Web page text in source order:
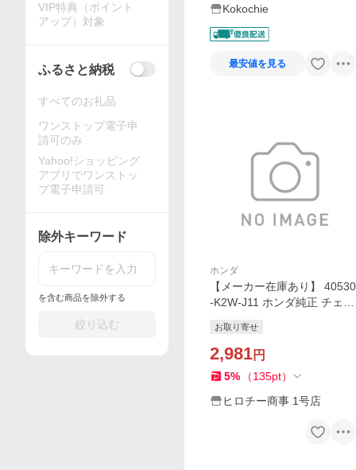
Kokochie
最安値を見る
ホンダ
【メーカー在庫あり】 40530
-K2W-J11 ホンダ純正 チェン
D3-106RB) JP店
お取り寄せ
2,981円
5% （135pt）
ヒロチー商事 1号店
VIP特典（ポイント
アップ）対象
ふるさと納税
すべてのお礼品
ワンストップ電子申
請可のみ
Yahoo!ショッピング
アプリでワンストッ
プ電子申請可
除外キーワード
を含む商品を除外する
絞り込む